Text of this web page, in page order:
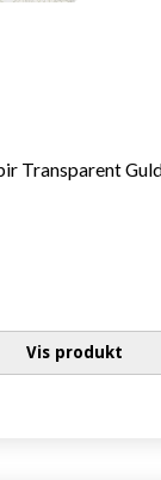
Transparent
Vis produkt